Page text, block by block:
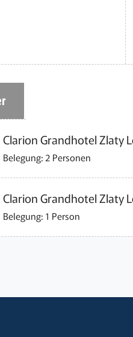
Clarion Grandhotel Zlaty
Belegung: 2 Personen
Clarion Grandhotel Zlaty
Belegung: 1 Person